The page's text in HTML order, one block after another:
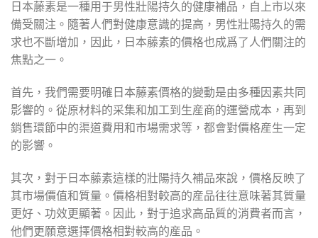
日本藤素是一種用于男性壯陽持久的健康補品，自上市以來
備受關注。隨著人們對健康意識的提高，男性壯陽持久的需
求也不斷增加，因此，日本藤素的價格也成爲了人們關注的
焦點之一。
首先，我們需要明確日本藤素價格的變動是由多種因素共同
影響的。從原材料的采集和加工到生産商的運營成本，再到
銷售環節中的渠道費用和市場需求等，都會對價格産生一定
的影響。
其次，對于日本藤素這樣的壯陽持久補品來說，價格反映了
其市場價值和質量。價格相對較高的産品往往意味著其質量
更好、功效更顯著。因此，對于追求高品質的消費者而言，
他們更願意選擇價格相對較高的産品。